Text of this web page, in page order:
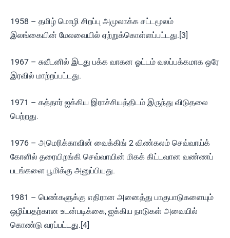
1958 – தமிழ் மொழி சிறப்பு அமுலாக்க சட்டமூலம்
இலங்கையின் மேலவையில் ஏற்றுக்கொள்ளப்பட்டது.[3]
1967 – சுவீடனில் இடது பக்க வாகன ஓட்டம் வலப்பக்கமாக ஒரே
இரவில் மாற்றப்பட்டது.
1971 – கத்தார் ஐக்கிய இராச்சியத்திடம் இருந்து விடுதலை
பெற்றது.
1976 – அமெரிக்காவின் வைக்கிங் 2 விண்கலம் செவ்வாய்க்
கோளில் தரையிறங்கி செவ்வாயின் மிகக் கிட்டவான வண்ணப்
படங்களை பூமிக்கு அனுப்பியது.
1981 – பெண்களுக்கு எதிரான அனைத்து பாகுபாடுகளையும்
ஒழிப்பதற்கான உடன்படிக்கை, ஐக்கிய நாடுகள் அவையில்
கொண்டு வரப்பட்டது.[4]